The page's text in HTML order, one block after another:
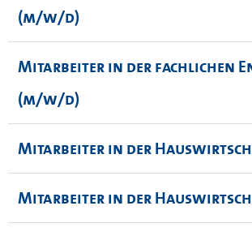
(m/w/d)
Mitarbeiter in der fachlichen
(m/w/d)
Mitarbeiter in der
Mitarbeiter in der